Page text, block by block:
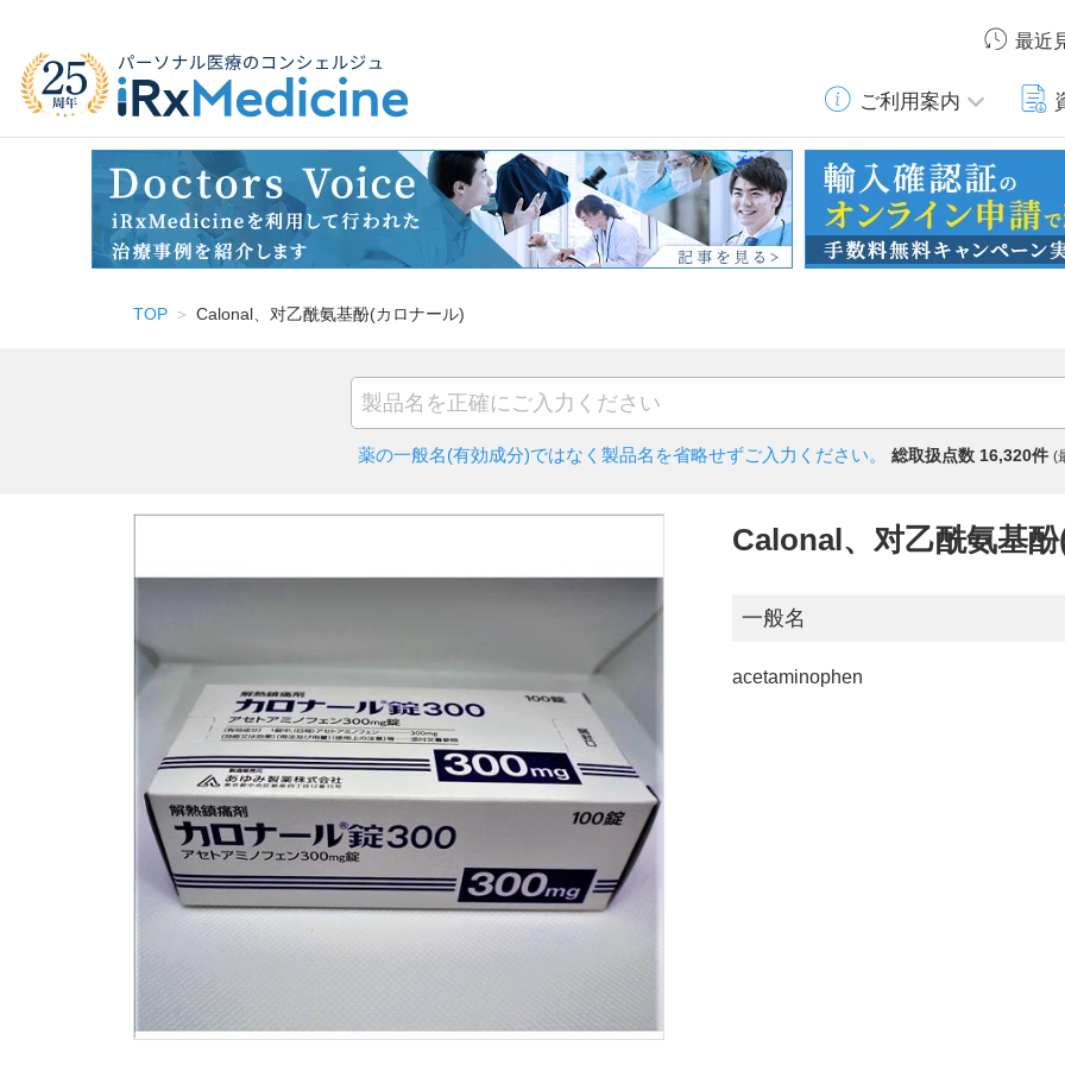
最近
ご利用案内
TOP Calonal、对乙酰氨基酚(カロナール)
薬の一般名(有効成分)ではなく 製品名を省略せずご入力ください。 総取扱点数 16,320件 (
Calonal、对乙酰氨基
一般名
acetaminophen